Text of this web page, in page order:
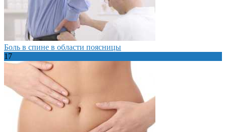
Боль в спине в области поясницы
17